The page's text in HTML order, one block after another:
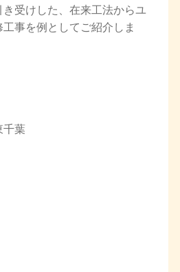
き受けした、在来工法からユ
事を例としてご紹介しま
葉